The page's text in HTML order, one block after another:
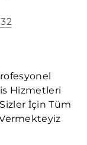
Hizmetleri
İçin Tüm